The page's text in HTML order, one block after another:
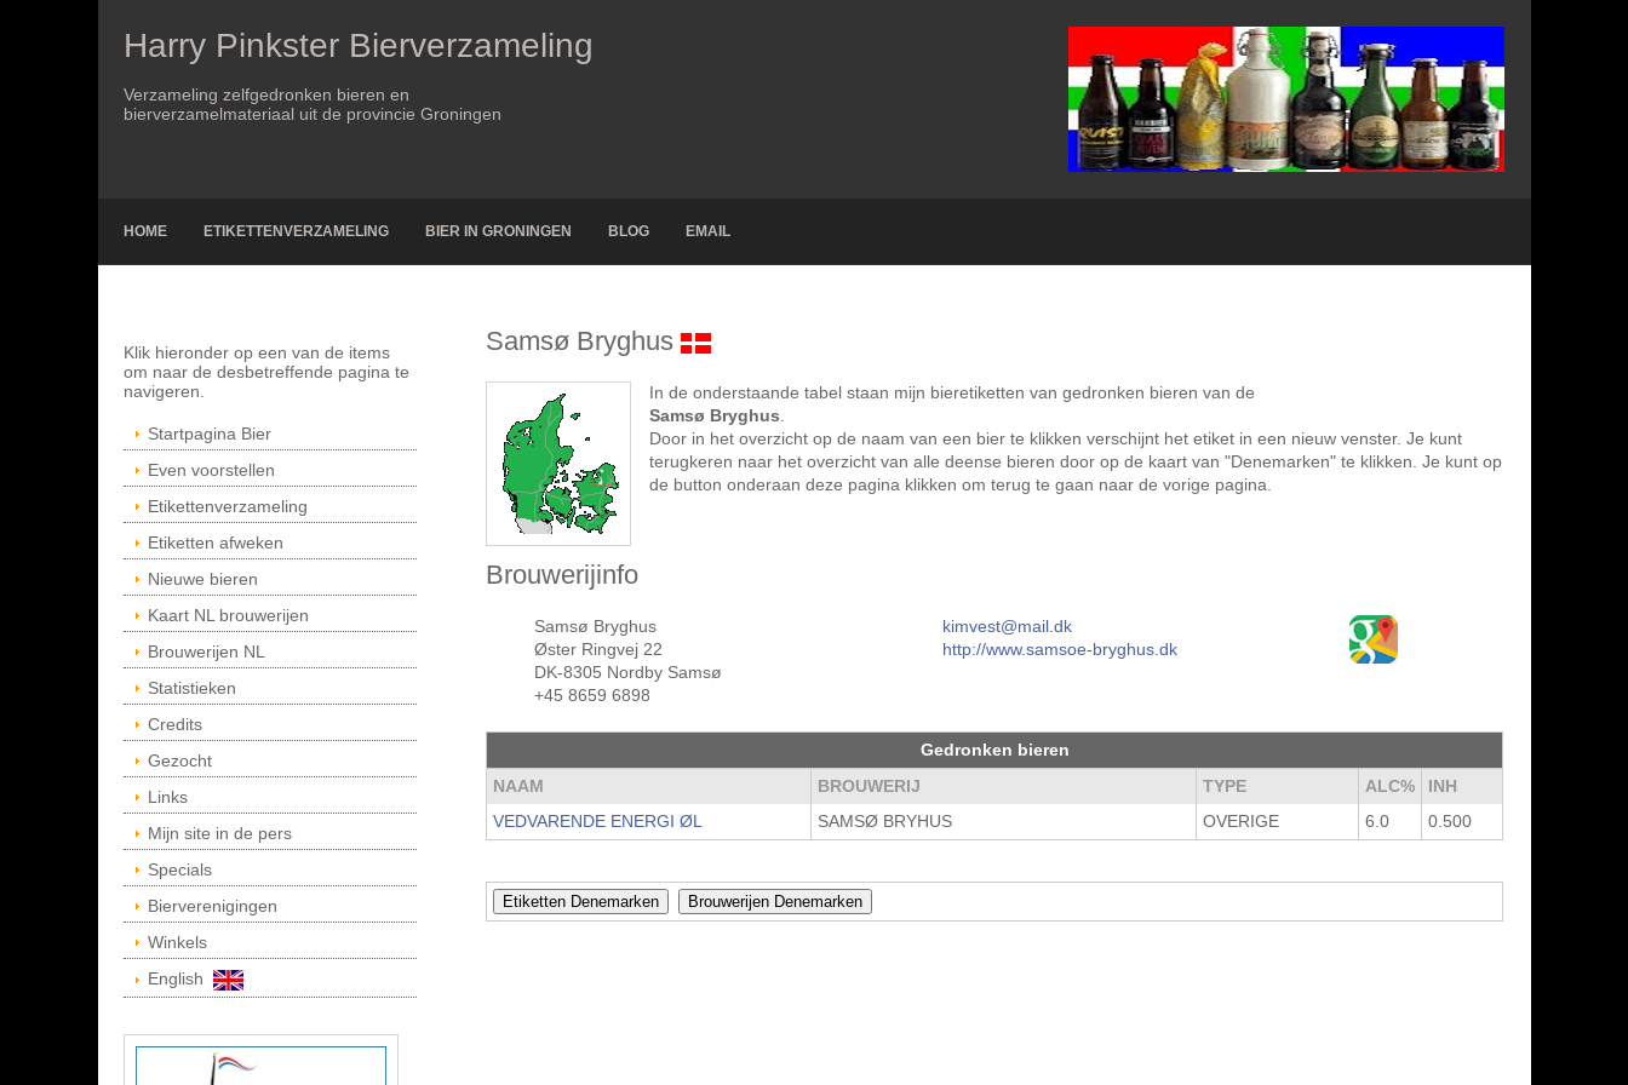
Harry Pinkster Bierverzameling
Verzameling zelfgedronken bieren en
bierverzamelmateriaal uit de provincie Groningen
HOME ETIKETTENVERZAMELING BIER IN GRONINGEN BLOG EMAIL
Klik hieronder op een van de items
om naar de desbetreffende pagina te
navigeren.
Startpagina Bier
Even voorstellen
Etikettenverzameling
Etiketten afweken
Nieuwe bieren
Kaart NL brouwerijen
Brouwerijen NL
Statistieken
Credits
Gezocht
Links
Mijn site in de pers
Specials
Bierverenigingen
Winkels
English
Samsø Bryghus
In de onderstaande tabel staan mijn bieretiketten van gedronken bieren van de
Samsø Bryghus
Door in het overzicht op de naam van een bier te klikken verschijnt het etiket in een nieuw venster. Je kunt
terugkeren naar het overzicht van alle deense bieren door op de kaart van "Denemarken" te klikken. Je kunt op
de button onderaan deze pagina klikken om terug te gaan naar de vorige pagina.
Brouwerijinfo
Samsø Bryghus
Øster Ringvej 22
DK-8305 Nordby Samsø
+45 8659 6898
kimvest@mail.dk
http://www.samsoe-bryghus.dk
Gedronken bieren
NAAM
BROUWERIJ TYPE ALC%
INH
VEDVARENDE ENERGI ØL
SAMSØ BRYHUS OVERIGE 6.0 0.500